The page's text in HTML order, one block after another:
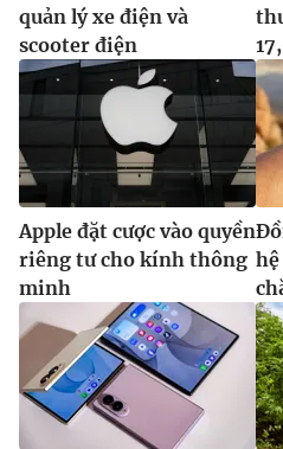
Ðiện thoại Thời báo VTV:
024.66
Email:toasoan@vtv.vn
Liên hệ quảng cáo:
024-
® Cấm sao chép dưới mọi hình
thuận bằng văn bản. Ghi rõ
quản lý xe điện và
scooter điện
Apple đặt cược vào quyền
riêng tư cho kính thông
minh